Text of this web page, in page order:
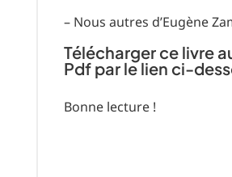
– Nous autres d’Eugène
Télécharger ce livre
Pdf par le lien ci-
Bonne lecture !